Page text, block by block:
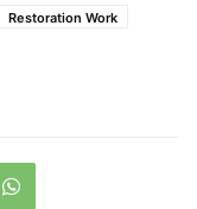
Restoration Work